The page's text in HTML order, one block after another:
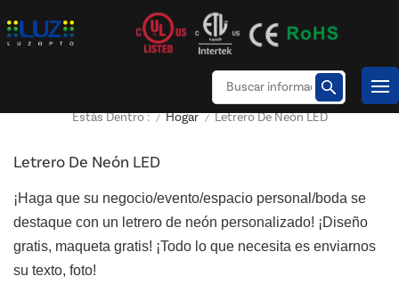
Estás Dentro : / Hogar / Letrero De Neón LED
Letrero De Neón LED
¡Haga que su negocio/evento/espacio personal/boda se
destaque con un letrero de neón personalizado! ¡Diseño
gratis, maqueta gratis! ¡Todo lo que necesita es enviarnos
su texto, foto!